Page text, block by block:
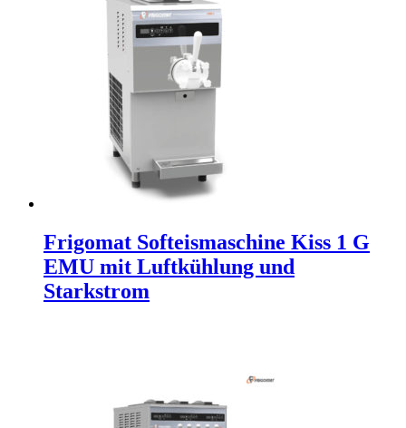
Frigomat Softeismaschine Kiss 1 G
EMU mit Luftkühlung und
Starkstrom